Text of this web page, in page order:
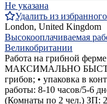
Не указана
Удалить из избранного
London, United Kingdom
Высокооплачиваемая
Великобритании
Работа на грибной
МАКСИМАЛЬНО
грибов; • упаковка в
работы: 8-10 часов/5-6
(Комнаты по 2 чел.) ЗП: